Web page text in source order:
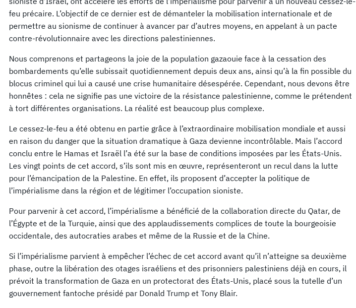
feu précaire. L’objectif de ce dernier est de démanteler la mobilisation internationale et de
permettre au sionisme de continuer à avancer par d’autres moyens, en appelant à un pacte
contre-révolutionnaire avec les directions palestiniennes.
Nous comprenons et partageons la joie de la population gazaouie face à la cessation des
bombardements qu’elle subissait quotidiennement depuis deux ans, ainsi qu’à la fin possible du
blocus criminel qui lui a causé une crise humanitaire désespérée. Cependant, nous devons être
honnêtes : cela ne signifie pas une victoire de la résistance palestinienne, comme le prétendent
à tort différentes organisations. La réalité est beaucoup plus complexe.
Le cessez-le-feu a été obtenu en partie grâce à l’extraordinaire mobilisation mondiale et aussi
en raison du danger que la situation dramatique à Gaza devienne incontrôlable. Mais l’accord
conclu entre le Hamas et Israël l’a été sur la base de conditions imposées par les États-Unis.
Les vingt points de cet accord, s’ils sont mis en œuvre, représenteront un recul dans la lutte
pour l’émancipation de la Palestine. En effet, ils proposent d’accepter la politique de
l’impérialisme dans la région et de légitimer l’occupation sioniste.
Pour parvenir à cet accord, l’impérialisme a bénéficié de la collaboration directe du Qatar, de
l’Égypte et de la Turquie, ainsi que des applaudissements complices de toute la bourgeoisie
occidentale, des autocraties arabes et même de la Russie et de la Chine.
Si l’impérialisme parvient à empêcher l’échec de cet accord avant qu’il n’atteigne sa deuxième
phase, outre la libération des otages israéliens et des prisonniers palestiniens déjà en cours, il
prévoit la transformation de Gaza en un protectorat des États-Unis, placé sous la tutelle d’un
gouvernement fantoche présidé par Donald Trump et Tony Blair.